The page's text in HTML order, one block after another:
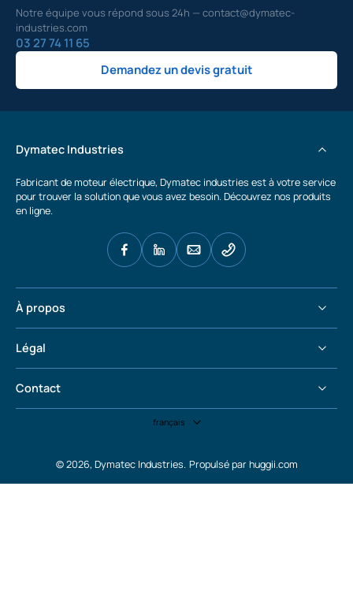
Notre équipe vous répond sous 24h — contact@dymatec-
industries.com
03 27 74 11 65
Demandez un devis gratuit
Dymatec Industries
Fabricant de moteur électrique, Dymatec industries est à votre service
pour trouver la solution que vous avez besoin. Découvrez nos produits
en ligne.
À propos
Légal
Contact
français
© 2026, Dymatec Industries. Propulsé par huggii.com